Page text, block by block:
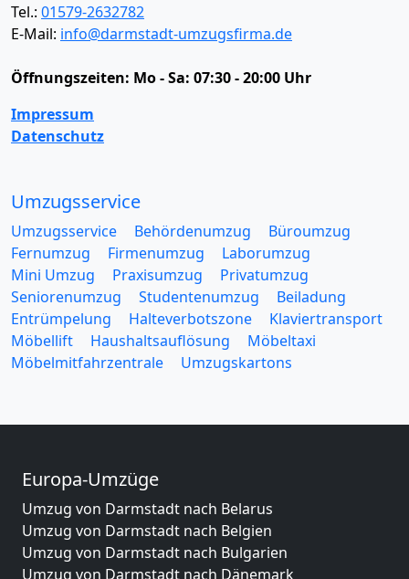
Tel.: 01579-2632782
E-Mail: info@darmstadt-umzugsfirma.de
Öffnungszeiten: Mo - Sa: 07:30 - 20:00 Uhr
Impressum
Datenschutz
Umzugsservice
Umzugsservice Behördenumzug
Büroumzug
Fernumzug
Firmenumzug
Laborumzug
Mini Umzug
Praxisumzug
Privatumzug
Seniorenumzug
Studentenumzug
Beiladung
Entrümpelung
Halteverbotszone
Klaviertransport
Möbellift
Haushaltsauflösung
Möbeltaxi
Möbelmitfahrzentrale
Umzugskartons
Europa-Umzüge
Umzug von Darmstadt nach Belarus
Umzug von Darmstadt nach Belgien
Umzug von Darmstadt nach Bulgarien
Umzug von Darmstadt nach Dänemark